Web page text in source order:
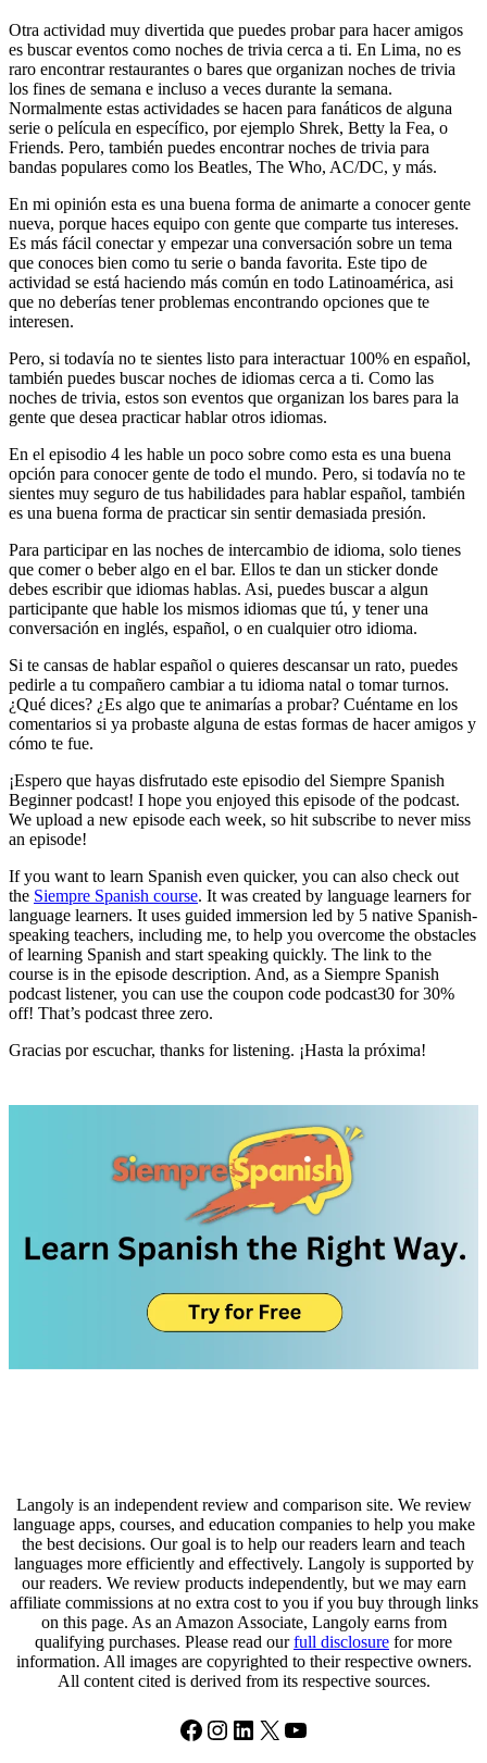
Otra actividad muy divertida que puedes probar para hacer amigos
es buscar eventos como noches de trivia cerca a ti. En Lima, no es
raro encontrar restaurantes o bares que organizan noches de trivia
los fines de semana e incluso a veces durante la semana.
Normalmente estas actividades se hacen para fanáticos de alguna
serie o película en específico, por ejemplo Shrek, Betty la Fea, o
Friends. Pero, también puedes encontrar noches de trivia para
bandas populares como los Beatles, The Who, AC/DC, y más.
En mi opinión esta es una buena forma de animarte a conocer gente
nueva, porque haces equipo con gente que comparte tus intereses.
Es más fácil conectar y empezar una conversación sobre un tema
que conoces bien como tu serie o banda favorita. Este tipo de
actividad se está haciendo más común en todo Latinoamérica, asi
que no deberías tener problemas encontrando opciones que te
interesen.
Pero, si todavía no te sientes listo para interactuar 100% en español,
también puedes buscar noches de idiomas cerca a ti. Como las
noches de trivia, estos son eventos que organizan los bares para la
gente que desea practicar hablar otros idiomas.
En el episodio 4 les hable un poco sobre como esta es una buena
opción para conocer gente de todo el mundo. Pero, si todavía no te
sientes muy seguro de tus habilidades para hablar español, también
es una buena forma de practicar sin sentir demasiada presión.
Para participar en las noches de intercambio de idioma, solo tienes
que comer o beber algo en el bar. Ellos te dan un sticker donde
debes escribir que idiomas hablas. Asi, puedes buscar a algun
participante que hable los mismos idiomas que tú, y tener una
conversación en inglés, español, o en cualquier otro idioma.
Si te cansas de hablar español o quieres descansar un rato, puedes
pedirle a tu compañero cambiar a tu idioma natal o tomar turnos.
¿Qué dices? ¿Es algo que te animarías a probar? Cuéntame en los
comentarios si ya probaste alguna de estas formas de hacer amigos y
cómo te fue.
¡Espero que hayas disfrutado este episodio del Siempre Spanish
Beginner podcast! I hope you enjoyed this episode of the podcast.
We upload a new episode each week, so hit subscribe to never miss
an episode!
If you want to learn Spanish even quicker, you can also check out
the Siempre Spanish course. It was created by language learners for
language learners. It uses guided immersion led by 5 native Spanish-
speaking teachers, including me, to help you overcome the obstacles
of learning Spanish and start speaking quickly. The link to the
course is in the episode description. And, as a Siempre Spanish
podcast listener, you can use the coupon code podcast30 for 30%
off! That’s podcast three zero.
Gracias por escuchar, thanks for listening. ¡Hasta la próxima!
Langoly is an independent review and comparison site. We review
language apps, courses, and education companies to help you make
the best decisions. Our goal is to help our readers learn and teach
languages more efficiently and effectively. Langoly is supported by
our readers. We review products independently, but we may earn
affiliate commissions at no extra cost to you if you buy through links
on this page. As an Amazon Associate, Langoly earns from
qualifying purchases. Please read ourfull disclosure for more
information. All images are copyrighted to their respective owners.
All content cited is derived from its respective sources.
Facebook Instagram LinkedIn X YouTube